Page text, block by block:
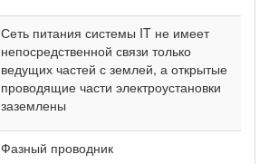
Сеть питания системы IT не имеет
непосредственной связи только
ведущих частей с землей, а открытые
проводящие части электроустановки
заземлены
Фазный проводник